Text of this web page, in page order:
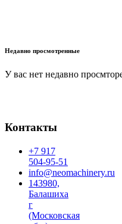
Недавно просмотренные
У вас нет недавно
Контакты
+7 917
504-95-51
info@neomachinery.ru
143980,
Балашиха
г
(Московская